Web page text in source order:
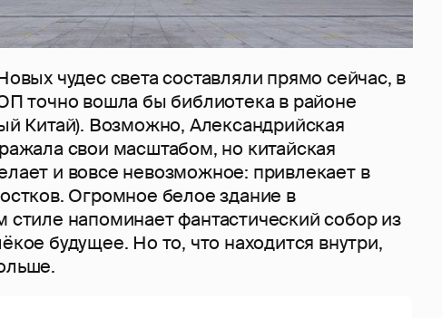
чудес света составляли прямо сейчас, в
точно вошла бы библиотека в районе
Китай). Возможно, Александрийская
свои масштабом, но китайская
и вовсе невозможное: привлекает в
Огромное белое здание в
стиле напоминает фантастический собор из
будущее. Но то, что находится внутри,